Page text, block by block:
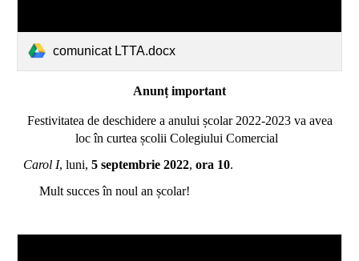
comunicat LTTA.docx
Anunț important
Festivitatea de deschidere a anului școlar 2022-2023 va avea
loc în curtea școlii Colegiului Comercial
Carol I, luni,5 septembrie 2022,ora 10.
Mult succes în noul an școlar!